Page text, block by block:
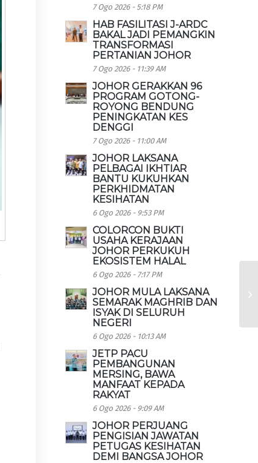
7 Ogo 2026 - 5:18 PM
HAB FASILITASI J-ARDC
BAKAL JADI PEMANGKIN
TRANSFORMASI
PERTANIAN JOHOR
7 Ogo 2026 - 11:39 AM
JOHOR GERAKKAN 96
PROGRAM GOTONG-
ROYONG BENDUNG
PENINGKATAN KES
DENGGI
7 Ogo 2026 - 11:00 AM
JOHOR LAKSANA
PELBAGAI IKHTIAR
BANTU KUKUHKAN
PERKHIDMATAN
KESIHATAN
6 Ogo 2026 - 9:53 PM
COLORCON BUKTI
USAHA KERAJAAN
JOHOR PERKUKUH
EKOSISTEM HALAL
6 Ogo 2026 - 7:17 PM
JOHOR MULA LAKSANA
SEMARAK MAGHRIB DAN
ISYAK DI SELURUH
NEGERI
6 Ogo 2026 - 10:13 AM
JETP PACU
PEMBANGUNAN
MERSING, BAWA
MANFAAT KEPADA
RAKYAT
6 Ogo 2026 - 9:09 AM
JOHOR PERJUANG
PENGISIAN JAWATAN
PETUGAS KESIHATAN
DEMI BANGSA JOHOR